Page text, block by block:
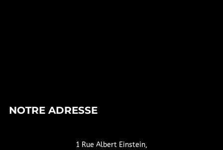
NOTRE ADRESSE
1 Rue Albert Einstein,